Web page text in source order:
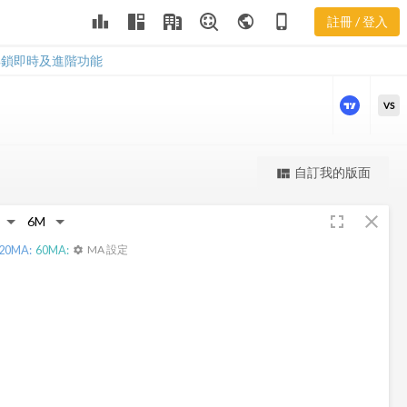
leaderboard public phone_iphone 註冊 / 登入
即時及進階功能
IBA 股價走勢
更強大的進階價量圖表
VS
view_quilt 自訂我的版面
fullscreen close
20MA: 60MA: settings MA 設定